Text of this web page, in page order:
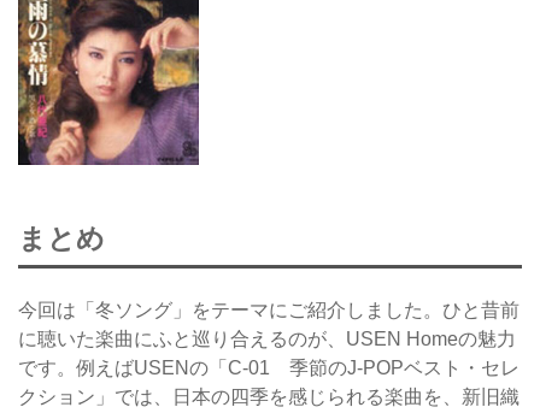
まとめ
今回は「冬ソング」をテーマにご紹介しました。ひと昔前
に聴いた楽曲にふと巡り合えるのが、USEN Homeの魅力
です。例えばUSENの「C-01 季節のJ-POPベスト・セレ
クション」では、日本の四季を感じられる楽曲を、新旧織